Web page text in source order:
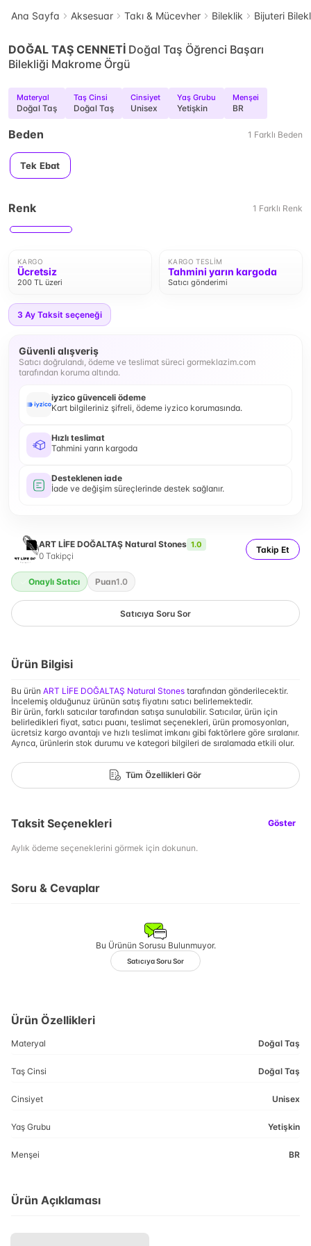
Ana Sayfa Aksesuar Takı & Mücevher Bileklik Bijuteri
DOĞAL TAŞ CENNETİ Doğal Taş Öğrenci Başarı
Bilekliği Makrome Örgü
Materyal
Doğal Taş
Taş Cinsi
Doğal Taş
Cinsiyet
Unisex
Yaş Grubu
Yetişkin
Menşei
BR
Beden 1 Farklı Beden
Tek Ebat
Renk 1 Farklı Renk
KARGO
Ücretsiz
200 TL üzeri
KARGO TESLIM
Tahmini yarın kargoda
Satıcı gönderimi
3 Ay Taksit seçeneği
Güvenli alışveriş
Satıcı doğrulandı, ödeme ve teslimat süreci gormeklazim.com
tarafından koruma altında.
iyzico güvenceli ödeme
Kart bilgileriniz şifreli, ödeme iyzico korumasında.
Hızlı teslimat
Tahmini yarın kargoda
Desteklenen iade
İade ve değişim süreçlerinde destek sağlanır.
ART LİFE DOĞALTAŞ Natural Stones 1.0
0 Takipçi
Takip Et
Onaylı Satıcı Puan1.0
Satıcıya Soru Sor
Ürün Bilgisi
Bu ürün ART LİFE DOĞALTAŞ Natural Stones tarafından gönderilecektir.
İncelemiş olduğunuz ürünün satış fiyatını satıcı belirlemektedir.
Bir ürün, farklı satıcılar tarafından satışa sunulabilir. Satıcılar, ürün için
belirledikleri fiyat, satıcı puanı, teslimat seçenekleri, ürün promosyonları,
ücretsiz kargo avantajı ve hızlı teslimat imkanı gibi faktörlere göre sıralanır.
Ayrıca, ürünlerin stok durumu ve kategori bilgileri de sıralamada etkili olur.
Tüm Özellikleri Gör
Taksit Seçenekleri Göster
Aylık ödeme seçeneklerini görmek için dokunun.
Soru & Cevaplar
Bu Ürünün Sorusu Bulunmuyor.
Satıcıya Soru Sor
Ürün Özellikleri
Materyal Doğal Taş
Taş Cinsi Doğal Taş
Cinsiyet Unisex
Yaş Grubu Yetişkin
Menşei BR
Ürün Açıklaması